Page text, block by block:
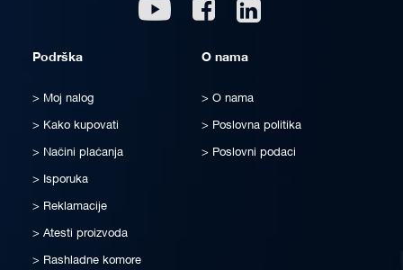
Podrška
Moj nalog
Kako kupovati
Načini plaćanja
Isporuka
Reklamacije
Atesti proizvoda
Rashladne komore
O nama
O nama
Poslovna politika
Poslovni podaci